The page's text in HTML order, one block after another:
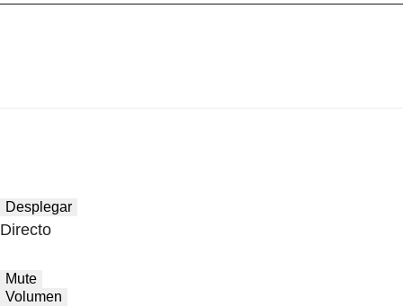
Desplegar
Directo
Mute
Volumen